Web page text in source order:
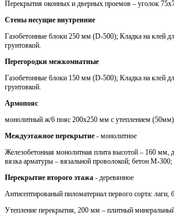
Перекрытия оконных и дверных проемов – уголок
Стены несущие внутренние
Газобетонные блоки 250 мм (D-500); Кладка на клей
грунтовкой.
Перегородки межкомнатные
Газобетонные блоки 150 мм (D-500); Кладка на клей
грунтовкой.
Армопояс
монолитный ж/б пояс 200х250 мм с утеплением
Междуэтажное перекрытие - монолитное
Железобетонная монолитная плита высотой – 160
вязка арматуры – вязальной проволокой; бетон М-300;
Перекрытие второго этажа - деревянное
Антисептированый пиломатериал первого сорта:
Утепление перекрытия, 200 мм – плитный